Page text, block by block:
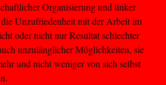
Organisierung und linker
Unzufriedenheit mit der Arbeit im
oder nicht nur Resultat schlechter
unzulänglicher Möglichkeiten, sie
und nicht weniger von sich selbst